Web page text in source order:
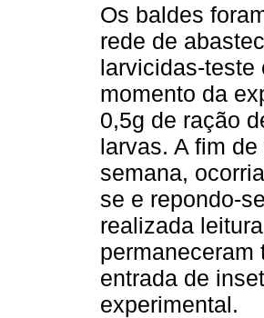
Os baldes
rede de
larvicidas-teste
momento da
0,5g de ração
larvas. A fim
semana,
se e repondo-
realizada
entrada de
experimental.